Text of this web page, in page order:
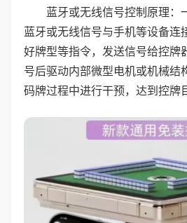
蓝牙或无线信号控制原理：
蓝牙或无线信号与手机等设备连
好牌型等指令，发送信号给控牌
号后驱动内部微型电机或机械结
码牌过程中进行干预，达到控牌